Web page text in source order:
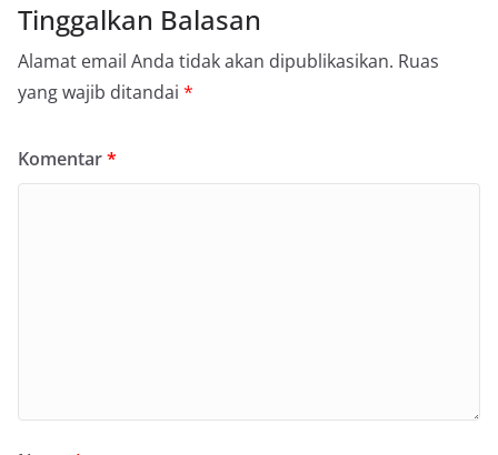
Tinggalkan Balasan
Alamat email Anda tidak akan dipublikasikan. Ruas
yang wajib ditandai *
Komentar*